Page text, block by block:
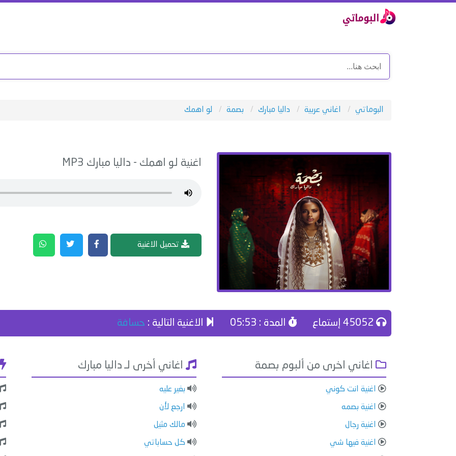
البوماتي اغاني عربية داليا مبارك بصمة لو اهمك
اغنية لو اهمك - داليا مبارك
تحميل الاغنية
المدة : 05:53 الاغنية التالية : حسافة
اغاني اخرى من ألبوم بصمة
اغنية انت كوني
اغنية بصمه
اغنية رجال
اغنية فيها شي
اغاني أخرى لـ داليا مبارك
بغير عليه
ارجع لأن
مالك مثيل
كل حساباتي